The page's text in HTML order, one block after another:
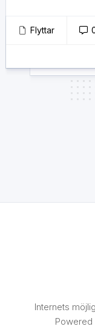
Flyttar
Internets
Powered